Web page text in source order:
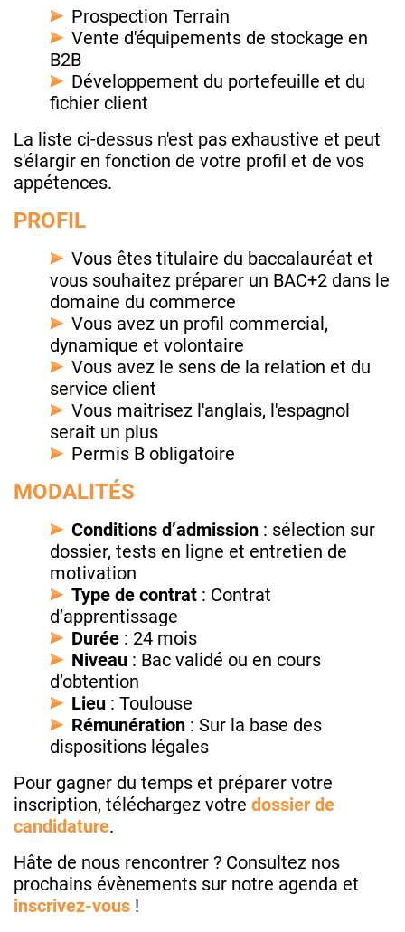
Prospection Terrain
Vente d'équipements de stockage en
B2B
Développement du portefeuille et du
fichier client
La liste ci-dessus n'est pas exhaustive et peut
s'élargir en fonction de votre profil et de vos
appétences.
PROFIL
Vous êtes titulaire du baccalauréat et
vous souhaitez préparer un BAC+2 dans le
domaine du commerce
Vous avez un profil commercial,
dynamique et volontaire
Vous avez le sens de la relation et du
service client
Vous maitrisez l'anglais, l'espagnol
serait un plus
Permis B obligatoire
MODALITÉS
Conditions d’admission : sélection sur
dossier, tests en ligne et entretien de
motivation
Type de contrat : Contrat
d’apprentissage
Durée : 24 mois
Niveau : Bac validé ou en cours
d’obtention
Lieu : Toulouse
Rémunération : Sur la base des
dispositions légales
Pour gagner du temps et préparer votre
inscription, téléchargez votre dossier de
candidature.
Hâte de nous rencontrer ? Consultez nos
prochains évènements sur notre agenda et
inscrivez-vous !